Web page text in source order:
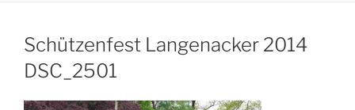
Schützenfest Langenacker 2014
DSC_2501